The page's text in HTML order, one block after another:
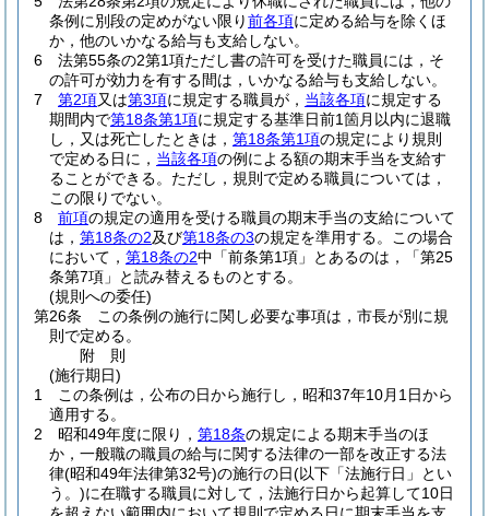
条例に別段の定めがない限り前各項に定める給与を除くほ
か，他のいかなる給与も支給しない。
6
法第55条の2第1項ただし書の許可を受けた職員には，そ
の許可が効力を有する間は，いかなる給与も支給しない。
7
第2項又は第3項に規定する職員が， 当該各項に規定する
期間内で第18条第1項に規定する基準日前1箇月以内に退職
し，又は死亡したときは， 第18条第1項の規定により規則
で定める日に， 当該各項の例による額の期末手当を支給す
ることができる。 ただし，規則で定める職員については，
この限りでない。
8
前項の規定の適用を受ける職員の期末手当の支給について
は， 第18条の2及び第18条の3の規定を準用する。
この場合
において， 第18条の2中「前条第1項」とあるのは，「第25
条第7項」と読み替えるものとする。
(規則への委任)
第26条
この条例の施行に関し必要な事項は，市長が別に規
則で定める。
附 則
(施行期日)
1
この条例は，公布の日から施行し，昭和37年10月1日から
適用する。
2
昭和49年度に限り， 第18条の規定による期末手当のほ
か，一般職の職員の給与に関する法律の一部を改正する法
律(昭和49年法律第32号)の施行の日(以下「法施行日」とい
う。)に在職する職員に対して，法施行日から起算して10日